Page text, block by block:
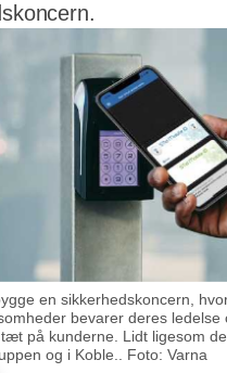
en sikkerhedskoncern,
bevarer deres
på kunderne. Lidt ligesom
og i Koble.. Foto: Varna